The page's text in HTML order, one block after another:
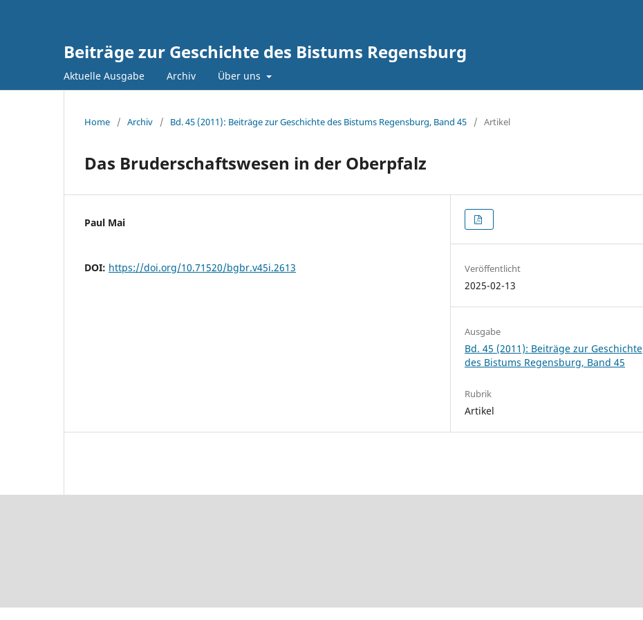
Beiträge zur Geschichte des Bistums Regensburg
Aktuelle Ausgabe Archiv Über uns
Home / Archiv / Bd. 45 (2011): Beiträge zur Geschichte des Bistums Regensburg, Band 45 / Artikel
Das Bruderschaftswesen in der Oberpfalz
Paul Mai
DOI: https://doi.org/10.71520/bgbr.v45i.2613 Veröffentlicht
2025-02-13
Ausgabe
Bd. 45 (2011): Beiträge zur Geschichte
des Bistums Regensburg, Band 45
Rubrik
Artikel